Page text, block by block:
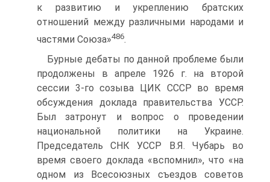
к развитию и укреплению братских
отношений между различными народами и
частями Союза»486.
Бурные дебаты по данной проблеме были
продолжены в апреле 1926 г. на второй
сессии 3-го созыва ЦИК СССР во время
обсуждения доклада правительства УССР.
Был затронут и вопрос о проведении
национальной политики на Украине.
Председатель СНК УССР В.Я. Чубарь во
время своего доклада «вспомнил», что «на
одном из Всесоюзных съездов советов